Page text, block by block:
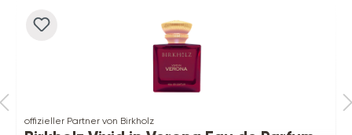
offizieller Partner von Birkholz